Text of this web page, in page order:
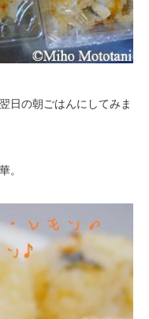
日の朝ごはんにしてみま
。